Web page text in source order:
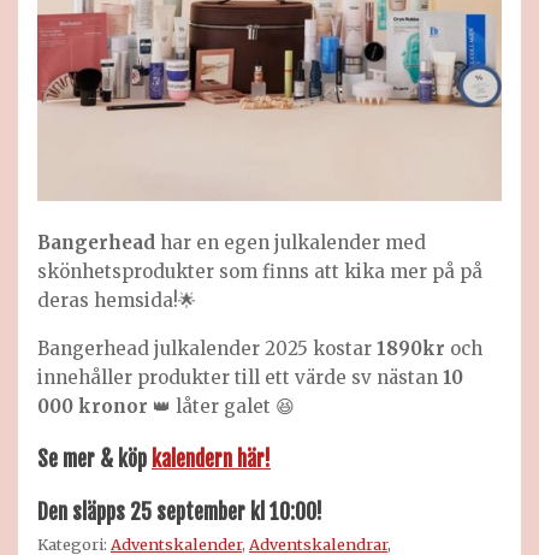
Bangerhead har en egen julkalender med
skönhetsprodukter som finns att kika mer på på
deras hemsida!🌟
Bangerhead julkalender 2025 kostar 1890kr och
innehåller produkter till ett värde sv nästan 10
000 kronor 👑 låter galet 😆
Se mer & köp kalendern här!
Den släpps 25 september kl 10:00!
Kategori: Adventskalender, Adventskalendrar,